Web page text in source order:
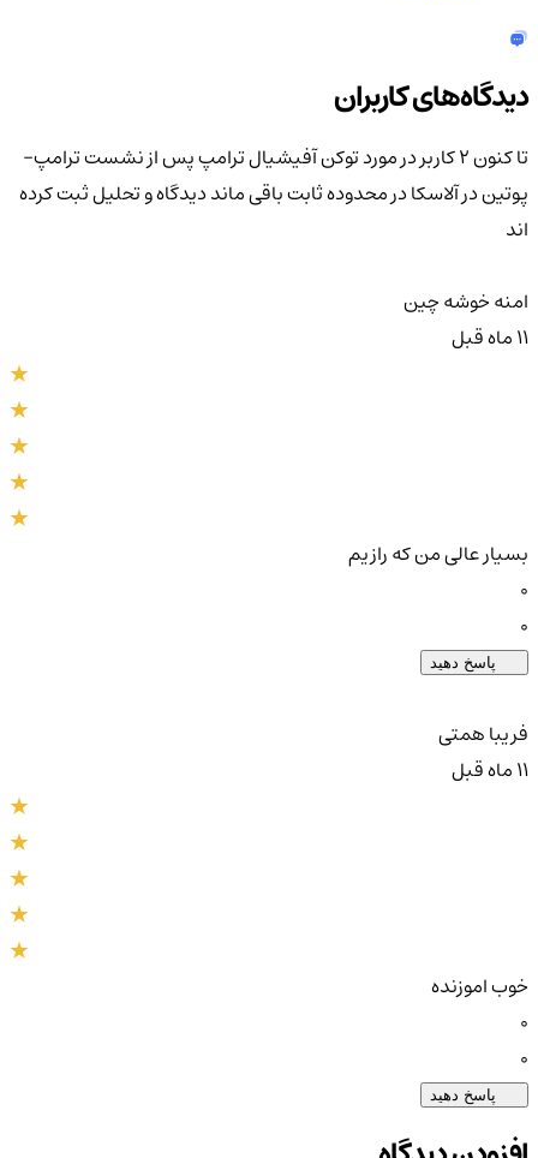
دیدگاه‌های کاربران
تا کنون 2 کاربر در مورد
توکن آفیشیال ترامپ پس از نشست ترامپ–
پوتین در آلاسکا در محدوده ثابت باقی مانددیدگاه و تحلیل ثبت کرده
اند
امنه خوشه چین
11 ماه قبل
بسیار عالی من که رازیم
پاسخ دهید
فریبا همتی
11 ماه قبل
خوب اموزنده
پاسخ دهید